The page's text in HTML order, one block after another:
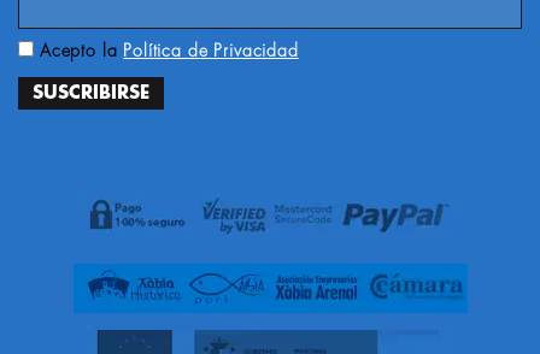
Acepto la Política de Privacidad